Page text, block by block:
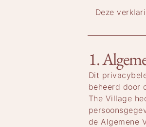
Deze
1.
Dit
beheerd door
The Village
de Algemene